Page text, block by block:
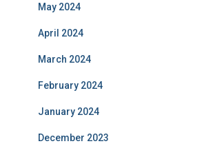
May 2024
April 2024
March 2024
February 2024
January 2024
December 2023